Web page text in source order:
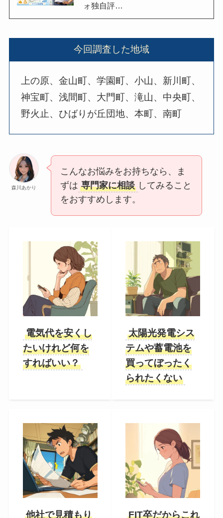
ォ独自評…
今回調査した地域
上の原、金山町、学園町、小山、新川町、
神宝町、浅間町、大門町、滝山、中央町、
野火止、ひばりが丘団地、本町、南町
森川あかり
こんなお悩みをお持ちなら、ま
ずは 専門家に相談 してみること
をおすすめします。
電気代を安くし
たいけれど何を
すればいい？
太陽光発電シス
テムや蓄電池を
買ってぼったく
られたくない
他社で見積もり
FIT卒だからこれ